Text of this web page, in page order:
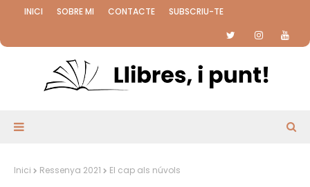
INICI SOBRE MI CONTACTE SUBSCRIU-TE
Inici Ressenya 2021 El cap als núvols